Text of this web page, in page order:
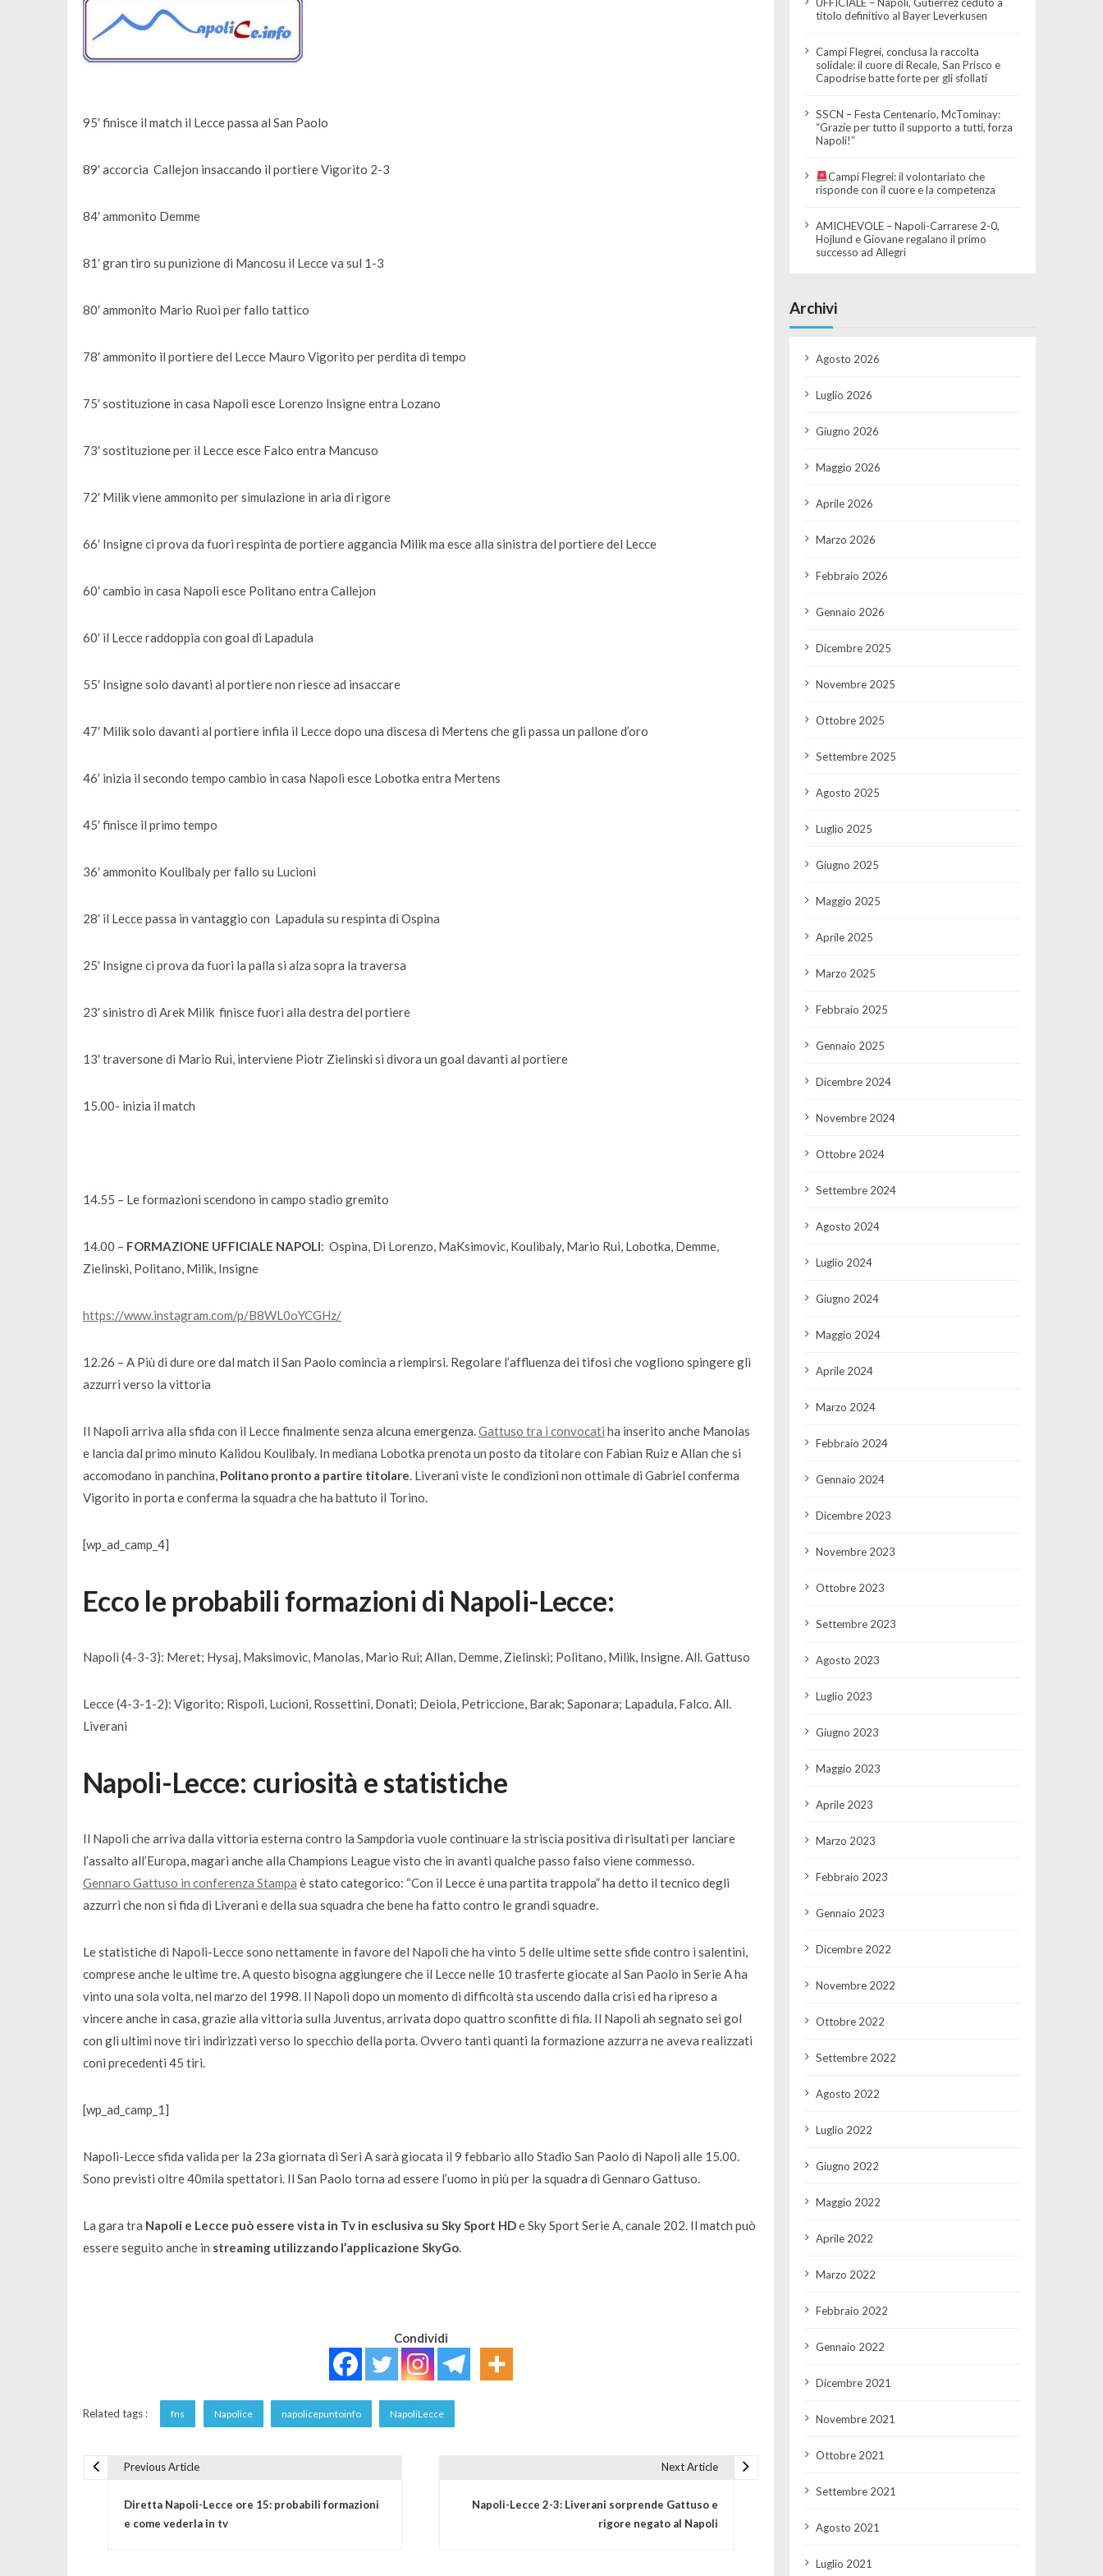
95′ finisce il match il Lecce passa al San Paolo
89′ accorcia Callejon insaccando il portiere Vigorito 2-3
84′ ammonito Demme
81′ gran tiro su punizione di Mancosu il Lecce va sul 1-3
80′ ammonito Mario Ruoi per fallo tattico
78′ ammonito il portiere del Lecce Mauro Vigorito per perdita di tempo
75′ sostituzione in casa Napoli esce Lorenzo Insigne entra Lozano
73′ sostituzione per il Lecce esce Falco entra Mancuso
72′ Milik viene ammonito per simulazione in aria di rigore
66′ Insigne ci prova da fuori respinta de portiere aggancia Milik ma esce alla sinistra del portiere del Lecce
60′ cambio in casa Napoli esce Politano entra Callejon
60′ il Lecce raddoppia con goal di Lapadula
55′ Insigne solo davanti al portiere non riesce ad insaccare
47′ Milik solo davanti al portiere infila il Lecce dopo una discesa di Mertens che gli passa un pallone d’oro
46′ inizia il secondo tempo cambio in casa Napoli esce Lobotka entra Mertens
45′ finisce il primo tempo
36′ ammonito Koulibaly per fallo su Lucioni
28′ il Lecce passa in vantaggio con Lapadula su respinta di Ospina
25′ Insigne ci prova da fuori la palla si alza sopra la traversa
23′ sinistro di Arek Milik finisce fuori alla destra del portiere
13′ traversone di Mario Rui, interviene Piotr Zielinski si divora un goal davanti al portiere
15.00- inizia il match
14.55 – Le formazioni scendono in campo stadio gremito
14.00 – FORMAZIONE UFFICIALE NAPOLI: Ospina, Di Lorenzo, MaKsimovic, Koulibaly, Mario Rui, Lobotka, Demme,
Zielinski, Politano, Milik, Insigne
https://www.instagram.com/p/B8WL0oYCGHz/
12.26 – A Più di dure ore dal match il San Paolo comincia a riempirsi. Regolare l’affluenza dei tifosi che vogliono spingere gli
azzurri verso la vittoria
Il Napoli arriva alla sfida con il Lecce finalmente senza alcuna emergenza.Gattuso tra i convocati ha inserito anche Manolas
e lancia dal primo minuto Kalidou Koulibaly. In mediana Lobotka prenota un posto da titolare con Fabian Ruiz e Allan che si
accomodano in panchina, Politano pronto a partire titolare. Liverani viste le condizioni non ottimale di Gabriel conferma
Vigorito in porta e conferma la squadra che ha battuto il Torino.
[wp_ad_camp_4]
Ecco le probabili formazioni di Napoli-Lecce:
Napoli (4-3-3): Meret; Hysaj, Maksimovic, Manolas, Mario Rui; Allan, Demme, Zielinski; Politano, Milik, Insigne. All. Gattuso
Lecce (4-3-1-2): Vigorito; Rispoli, Lucioni, Rossettini, Donati; Deiola, Petriccione, Barak; Saponara; Lapadula, Falco. All.
Liverani
Napoli-Lecce: curiosità e statistiche
Il Napoli che arriva dalla vittoria esterna contro la Sampdoria vuole continuare la striscia positiva di risultati per lanciare
l’assalto all’Europa, magari anche alla Champions League visto che in avanti qualche passo falso viene commesso.
Gennaro Gattuso in conferenza Stampa è stato categorico: “Con il Lecce è una partita trappola” ha detto il tecnico degli
azzurri che non si fida di Liverani e della sua squadra che bene ha fatto contro le grandi squadre.
Le statistiche di Napoli-Lecce sono nettamente in favore del Napoli che ha vinto 5 delle ultime sette sfide contro i salentini,
comprese anche le ultime tre. A questo bisogna aggiungere che il Lecce nelle 10 trasferte giocate al San Paolo in Serie A ha
vinto una sola volta, nel marzo del 1998. Il Napoli dopo un momento di difficoltà sta uscendo dalla crisi ed ha ripreso a
vincere anche in casa, grazie alla vittoria sulla Juventus, arrivata dopo quattro sconfitte di fila. Il Napoli ah segnato sei gol
con gli ultimi nove tiri indirizzati verso lo specchio della porta. Ovvero tanti quanti la formazione azzurra ne aveva realizzati
coni precedenti 45 tiri.
[wp_ad_camp_1]
Napoli-Lecce sfida valida per la 23a giornata di Seri A sarà giocata il 9 febbario allo Stadio San Paolo di Napoli alle 15.00.
Sono previsti oltre 40mila spettatori. Il San Paolo torna ad essere l’uomo in più per la squadra di Gennaro Gattuso.
La gara tra Napoli e Lecce può essere vista in Tv in esclusiva su Sky Sport HDe Sky Sport Serie A, canale 202. Il match può
essere seguito anche in streaming utilizzando l’applicazione SkyGo.
Condividi
Related tags : fns Napolice napolicepuntoinfo NapoliLecce
Previous Article
Diretta Napoli-Lecce ore 15: probabili formazioni
e come vederla in tv
Next Article
Napoli-Lecce 2-3: Liverani sorprende Gattuso e
rigore negato al Napoli
titolo definitivo al Bayer Leverkusen
Campi Flegrei, conclusa la raccolta
solidale: il cuore di Recale, San Prisco e
Capodrise batte forte per gli sfollati
SSCN – Festa Centenario, McTominay:
“Grazie per tutto il supporto a tutti, forza
Napoli!”
Campi Flegrei: il volontariato che
risponde con il cuore e la competenza
AMICHEVOLE – Napoli-Carrarese 2-0,
Hojlund e Giovane regalano il primo
successo ad Allegri
Archivi
Agosto 2026
Luglio 2026
Giugno 2026
Maggio 2026
Aprile 2026
Marzo 2026
Febbraio 2026
Gennaio 2026
Dicembre 2025
Novembre 2025
Ottobre 2025
Settembre 2025
Agosto 2025
Luglio 2025
Giugno 2025
Maggio 2025
Aprile 2025
Marzo 2025
Febbraio 2025
Gennaio 2025
Dicembre 2024
Novembre 2024
Ottobre 2024
Settembre 2024
Agosto 2024
Luglio 2024
Giugno 2024
Maggio 2024
Aprile 2024
Marzo 2024
Febbraio 2024
Gennaio 2024
Dicembre 2023
Novembre 2023
Ottobre 2023
Settembre 2023
Agosto 2023
Luglio 2023
Giugno 2023
Maggio 2023
Aprile 2023
Marzo 2023
Febbraio 2023
Gennaio 2023
Dicembre 2022
Novembre 2022
Ottobre 2022
Settembre 2022
Agosto 2022
Luglio 2022
Giugno 2022
Maggio 2022
Aprile 2022
Marzo 2022
Febbraio 2022
Gennaio 2022
Dicembre 2021
Novembre 2021
Ottobre 2021
Settembre 2021
Agosto 2021
Luglio 2021